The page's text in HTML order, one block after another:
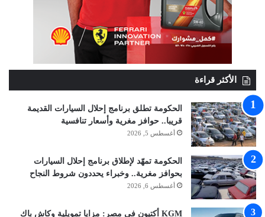
الأكثر قراءة
الحكومة تطلق برنامج إحلال السيارات القديمة
قريبا.. حوافز مغرية وأسعار تنافسية
أغسطس 5, 2026
الحكومة تمهّد لإطلاق برنامج إحلال السيارات
بحوافز مغرية.. وخبراء يحددون شروط النجاح
أغسطس 6, 2026
KGM أكتيون في مصر: مزايا تمويلية وكاش باك